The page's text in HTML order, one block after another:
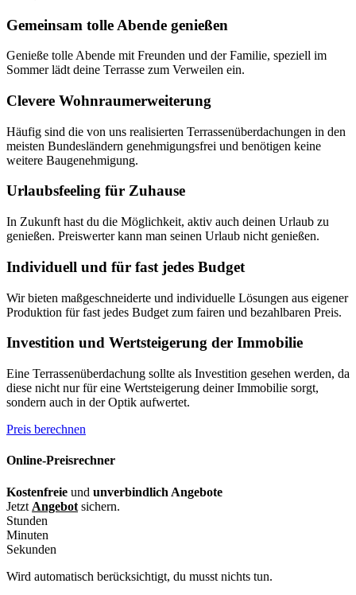
Gemeinsam tolle Abende genießen
Genieße tolle Abende mit Freunden und der Familie, speziell im
Sommer lädt deine Terrasse zum Verweilen ein.
Clevere Wohnraumerweiterung
Häufig sind die von uns realisierten Terrassenüberdachungen in den
meisten Bundesländern genehmigungsfrei und benötigen keine
weitere Baugenehmigung.
Urlaubsfeeling für Zuhause
In Zukunft hast du die Möglichkeit, aktiv auch deinen Urlaub zu
genießen. Preiswerter kann man seinen Urlaub nicht genießen.
Individuell und für fast jedes Budget
Wir bieten maßgeschneiderte und individuelle Lösungen aus eigener
Produktion für fast jedes Budget zum fairen und bezahlbaren Preis.
Investition und Wertsteigerung der Immobilie
Eine Terrassenüberdachung sollte als Investition gesehen werden, da
diese nicht nur für eine Wertsteigerung deiner Immobilie sorgt,
sondern auch in der Optik aufwertet.
Preis berechnen
Online-Preisrechner
Kostenfreie und unverbindlich Angebote
Jetzt Angebot sichern.
Stunden
Minuten
Sekunden
Wird automatisch berücksichtigt, du musst nichts tun.